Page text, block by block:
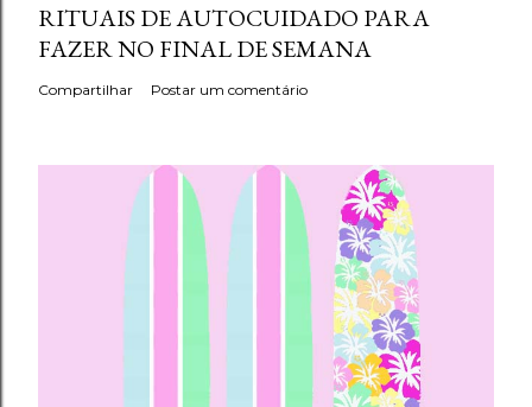
RITUAIS DE AUTOCUIDADO PARA
FAZER NO FINAL DE SEMANA
Compartilhar Postar um comentário